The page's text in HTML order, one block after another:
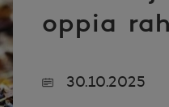
oppia
30.10.2025